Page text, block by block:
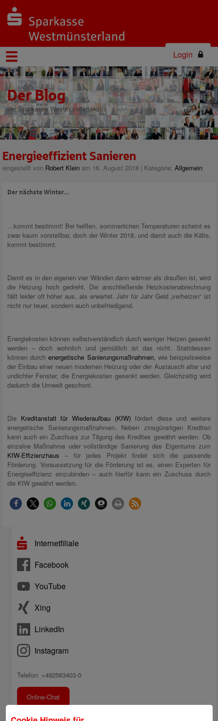
Login
Der Blog
der Sparkasse Westmünsterland
Energieeffizient Sanieren
eingestellt von Robert Klein am 16. August 2018 | Kategorie: Allgemein
Der nächste Winter…
…kommt bestimmt! Bei heißen, sommerlichen Temperaturen scheint es
zwar kaum vorstellbar, doch der Winter 2018, und damit auch die Kälte,
kommt bestimmt.
Damit es in den eigenen vier Wänden dann wärmer als draußen ist, wird
die Heizung hoch gedreht. Die anschließende Heizkostenabrechnung
fällt leider oft höher aus, als erwartet. Jahr für Jahr Geld „verheizen“ ist
nicht nur teuer, sondern auch unbefriedigend.
Energiekosten können selbstverständlich durch weniger Heizen gesenkt
werden – doch wohnlich und gemütlich ist das nicht. Stattdessen
können durch energetische Sanierungsmaßnahmen, wie beispielsweise
der Einbau einer neuen modernen Heizung oder der Austausch alter und
undichter Fenster, die Energiekosten gesenkt werden. Gleichzeitig wird
dadurch die Umwelt geschont.
Die Kreditanstalt für Wiederaufbau (KfW)fördert diese und weitere
energetische Sanierungsmaßnahmen. Neben zinsgünstigen Krediten
kann auch ein Zuschuss zur Tilgung des Kredites gewährt werden. Ob
einzelne Maßnahme oder vollständige Sanierung des Eigentums zum
KfW-Effizienzhaus – für jedes Projekt findet sich die passende
Förderung. Voraussetzung für die Förderung ist es, einen Experten für
Energieeffizienz einzubinden – auch hierfür kann ein Zuschuss durch
die KfW gewährt werden.
Internetfiliale
Facebook
YouTube
Xing
LinkedIn
Instagram
Telefon: +492563403-0
Online-Chat